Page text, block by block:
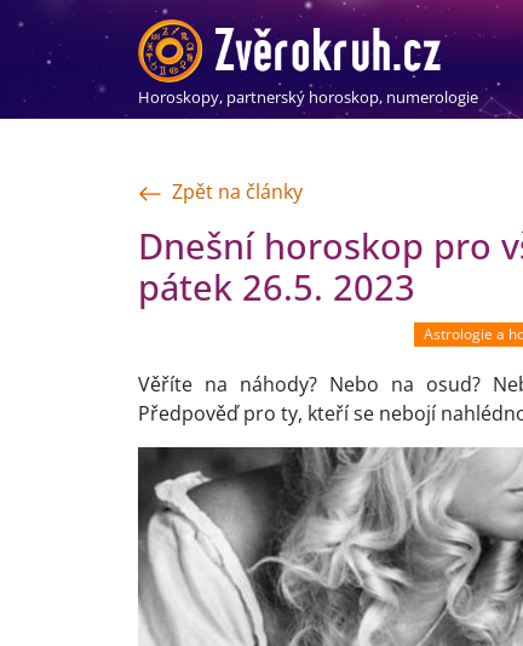
Horoskopy, partnerský horoskop, numerologie
Zpět na články
Dnešní horoskop pro
pátek 26.5. 2023
Astrologie a
Věříte na náhody? Nebo na osud?
Předpověď pro ty, kteří se nebojí